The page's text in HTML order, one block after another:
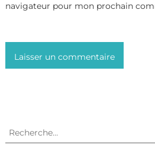
navigateur pour mon prochain
R